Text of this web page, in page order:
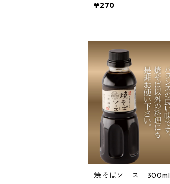
¥270
焼そばソース 300ml